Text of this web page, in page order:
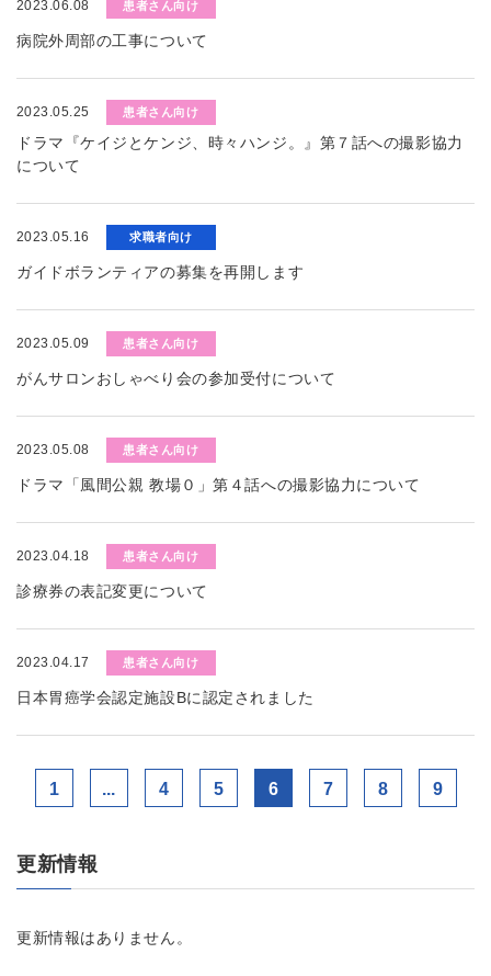
2023.06.08 患者さん向け
病院外周部の工事について
2023.05.25 患者さん向け
ドラマ『ケイジとケンジ、時々ハンジ。』第７話への撮影協力
について
2023.05.16 求職者向け
ガイドボランティアの募集を再開します
2023.05.09 患者さん向け
がんサロンおしゃべり会の参加受付について
2023.05.08 患者さん向け
ドラマ「風間公親 教場０」第４話への撮影協力について
2023.04.18 患者さん向け
診療券の表記変更について
2023.04.17 患者さん向け
日本胃癌学会認定施設Bに認定されました
1 ... 4 5 6 7 8 9
更新情報
更新情報はありません。